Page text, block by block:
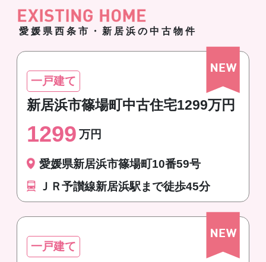
愛媛県西条市・新居浜の中古物件
一戸建て
新居浜市篠場町中古住宅1299万円
1299 万円
愛媛県新居浜市篠場町10番59号
ＪＲ予讃線新居浜駅まで徒歩45分
一戸建て